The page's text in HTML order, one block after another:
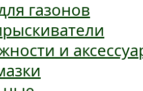
газонов
и